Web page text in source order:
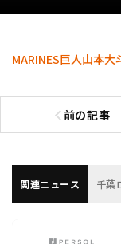
MARINES巨人山本大
前の記事
前の記
関連ニュース 千葉